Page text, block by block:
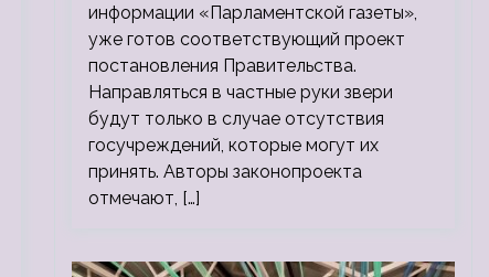
информации «Парламентской газеты»,
уже готов соответствующий проект
постановления Правительства.
Направляться в частные руки звери
будут только в случае отсутствия
госучреждений, которые могут их
принять. Авторы законопроекта
отмечают, […]